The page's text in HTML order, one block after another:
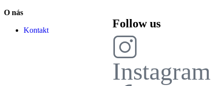
O nás
Kontakt
Follow us
Instagram